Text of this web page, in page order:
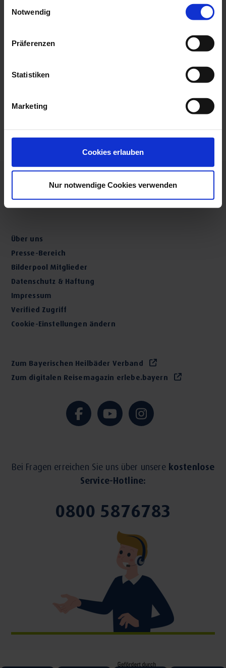
Notwendig
Präferenzen
Statistiken
Marketing
Cookies erlauben
Nur notwendige Cookies verwenden
Website:
Über uns
Presse-Bereich
Bilderpool Mitglieder
Datenschutz & Haftung
Impressum
Verified Zugriff
Cookie-Einstellungen ändern
Zum Bayerischen Heilbäder Verband
Zum digitalen Reisemagazin erlebe.bayern
Bei Fragen erreichen Sie uns über unsere kostenlose
Service-Hotline:
0800 5876783